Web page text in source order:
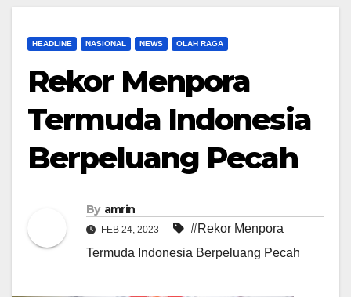
HEADLINE NASIONAL NEWS OLAH RAGA
Rekor Menpora
Termuda Indonesia
Berpeluang Pecah
By amrin
FEB 24, 2023
#Rekor Menpora
Termuda Indonesia Berpeluang Pecah